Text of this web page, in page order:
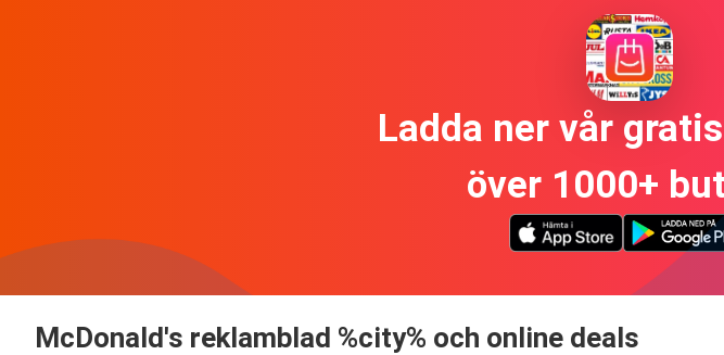
Ladda ner vår
över 1000+
McDonald's reklamblad %city% och online deals